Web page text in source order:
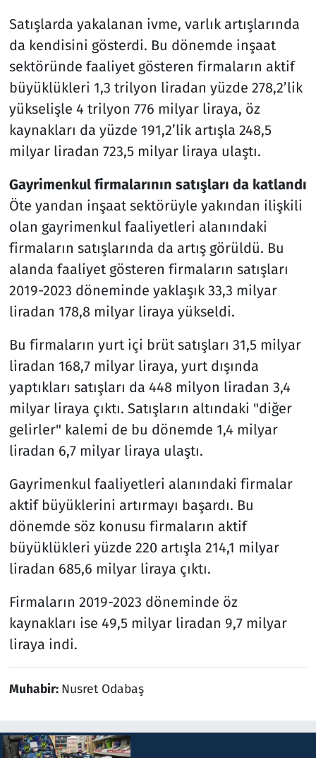
Satışlarda yakalanan ivme, varlık artışlarında
da kendisini gösterdi. Bu dönemde inşaat
sektöründe faaliyet gösteren firmaların aktif
büyüklükleri 1,3 trilyon liradan yüzde 278,2’lik
yükselişle 4 trilyon 776 milyar liraya, öz
kaynakları da yüzde 191,2’lik artışla 248,5
milyar liradan 723,5 milyar liraya ulaştı.
Gayrimenkul firmalarının satışları da katlandı
Öte yandan inşaat sektörüyle yakından ilişkili
olan gayrimenkul faaliyetleri alanındaki
firmaların satışlarında da artış görüldü. Bu
alanda faaliyet gösteren firmaların satışları
2019-2023 döneminde yaklaşık 33,3 milyar
liradan 178,8 milyar liraya yükseldi.
Bu firmaların yurt içi brüt satışları 31,5 milyar
liradan 168,7 milyar liraya, yurt dışında
yaptıkları satışları da 448 milyon liradan 3,4
milyar liraya çıktı. Satışların altındaki "diğer
gelirler" kalemi de bu dönemde 1,4 milyar
liradan 6,7 milyar liraya ulaştı.
Gayrimenkul faaliyetleri alanındaki firmalar
aktif büyüklerini artırmayı başardı. Bu
dönemde söz konusu firmaların aktif
büyüklükleri yüzde 220 artışla 214,1 milyar
liradan 685,6 milyar liraya çıktı.
Firmaların 2019-2023 döneminde öz
kaynakları ise 49,5 milyar liradan 9,7 milyar
liraya indi.
Muhabir: Nusret Odabaş